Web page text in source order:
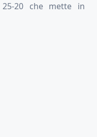
20 che mette in